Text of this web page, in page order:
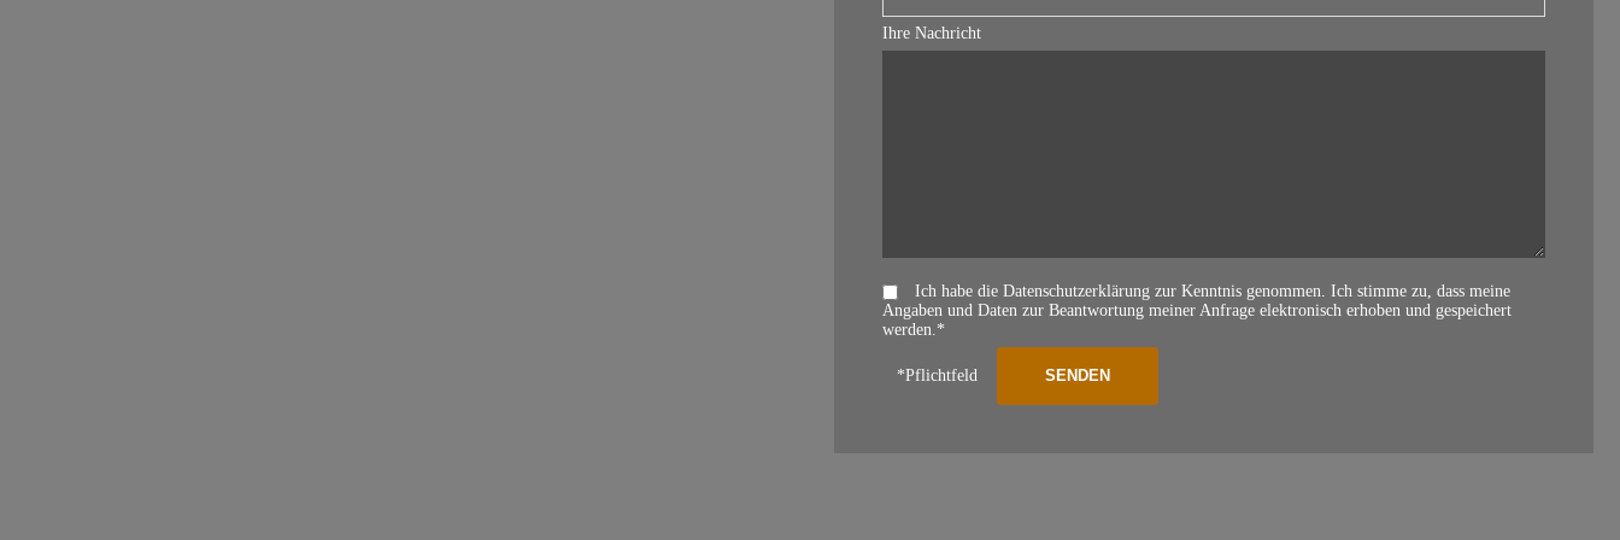
Ihre Nachricht
Ich habe die Datenschutzerklärung zur Kenntnis genommen. Ich stimme zu, dass meine
Angaben und Daten zur Beantwortung meiner Anfrage elektronisch erhoben und gespeichert
werden.*
*Pflichtfeld